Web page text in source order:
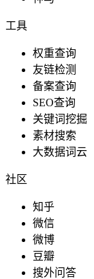
工具
权重查询
友链检测
备案查询
SEO查询
关键词挖掘
素材搜索
大数据词云
社区
知乎
微信
微博
豆瓣
搜外问答